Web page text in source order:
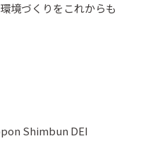
境づくりをこれからも
Shimbun DEI